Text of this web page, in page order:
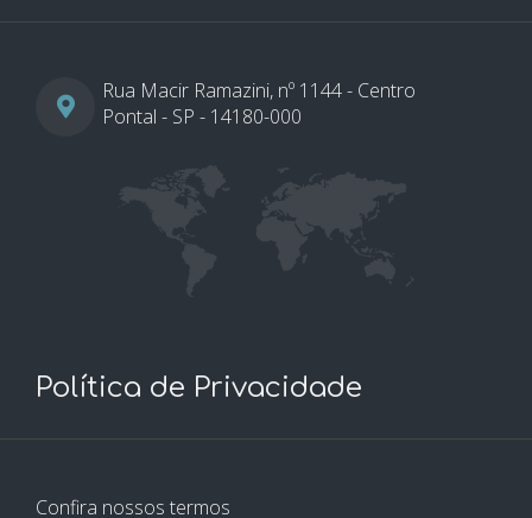
Rua Macir Ramazini, nº 1144 - Centro
Pontal - SP - 14180-000
Política de Privacidade
Confira nossos termos